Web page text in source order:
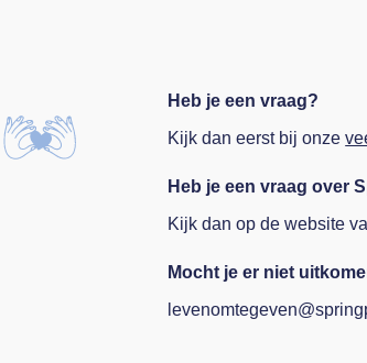
Heb je een vraag?
Kijk dan eerst bij onze
Heb je een vraag over
Kijk dan op de website
Mocht je er niet